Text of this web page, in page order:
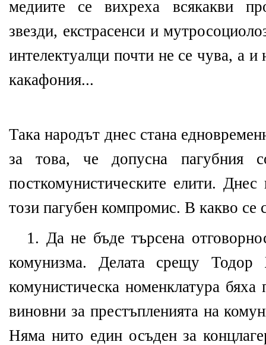
медиите се вихреха всякакви
звезди, екстрасенси и
интелектуалци почти не се чува, а и
какафония...
Така народът днес стана
за това, че допусна пагубния
посткомунистическите елити. Днес
този пагубен компромис. В какво се
1. Да не бъде търсена
комунизма. Делата срещу Тодор
комунистическа номенклатура бяха
виновни за престъпленията на
Няма нито един осъденза